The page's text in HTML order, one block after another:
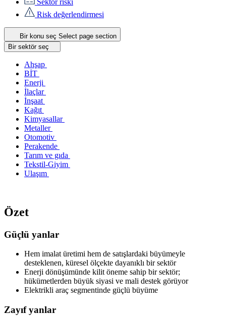
Risk değerlendirmesi
Bir konu seç Select page section
Bir sektör seç
Ahşap
BİT
Enerji
İlaçlar
İnşaat
Kağıt
Kimyasallar
Metaller
Otomotiv
Perakende
Tarım ve gıda
Tekstil-Giyim
Ulaşım
Özet
Güçlü yanlar
Hem imalat üretimi hem de satışlardaki büyümeyle
desteklenen, küresel ölçekte dayanıklı bir sektör
Enerji dönüşümünde kilit öneme sahip bir sektör;
hükümetlerden büyük siyasi ve mali destek görüyor
Elektrikli araç segmentinde güçlü büyüme
Zayıf yanlar